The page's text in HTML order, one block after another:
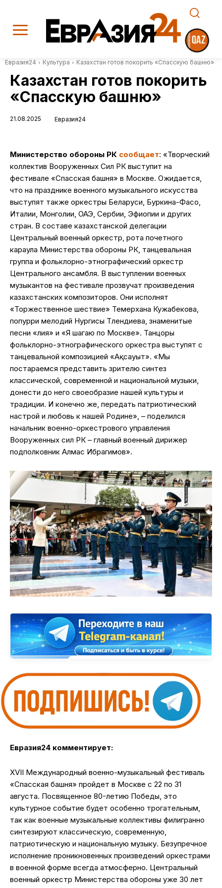
Евразия24 Культура Казахстан готов покорить «Спасскую башню»
Казахстан готов покорить
«Спасскую башню»
21.08.2025 Евразия24
Министерство обороны РК сообщает: «Творческий
коллектив Вооруженных Сил РК выступит на
фестивале «Спасская башня» в Москве. Ожидается,
что на празднике военного музыкального искусства
выступят также оркестры Беларуси, Буркина-Фасо,
Италии, Монголии, ОАЭ, Сербии, Эфиопии и других
стран. В составе казахстанской делегации
Центральный военный оркестр, рота почетного
караула Министерства обороны РК, танцевальная
группа и фольклорно-этнографический оркестр
Центрального ансамбля. В выступлении военных
музыкантов на фестивале прозвучат произведения
казахстанских композиторов. Они исполнят
«Торжественное шествие» Темерхана Кужабекова,
попурри мелодий Нургисы Тлендиева, знаменитые
песни «Әлия» и «Я шагаю по Москве». Танцоры
фольклорно-этнографического оркестра выступят с
танцевальной композицией «Ақсауыт». «Мы
постараемся представить зрителю синтез
классической, современной и национальной музыки,
донести до него своеобразие нашей культуры и
традиции. И конечно же, передать патриотический
настрой и любовь к нашей Родине», – поделился
начальник военно-оркестрового управления
Вооруженных сил РК – главный военный дирижер
подполковник Алмас Ибрагимов».
Евразия24 комментирует:
XVII Международный военно-музыкальный фестиваль
«Спасская башня» пройдет в Москве с 22 по 31
августа. Посвященное 80-летию Победы, это
культурное событие будет особенно трогательным,
так как военные музыкальные коллективы филигранно
синтезируют классическую, современную,
патриотическую и национальную музыку. Безупречное
исполнение проникновенных произведений оркестрами
в военной форме всегда атмосферно. Центральный
военный оркестр Министерства обороны уже 30 лет